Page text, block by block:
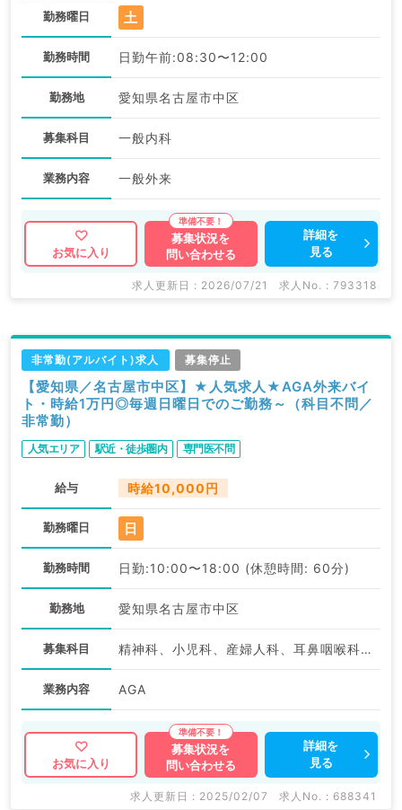
勤務曜日 土
勤務時間 日勤午前:08:30〜12:00
勤務地 愛知県名古屋市中区
募集科目 一般内科
業務内容 一般外来
お気に入り
募集状況を
問い合わせる
詳細を
見る
求人更新日 : 2026/07/21 求人No. : 793318
非常勤(アルバイト)求人 募集停止
【愛知県／名古屋市中区】★人気求人★AGA外来バイ
ト・時給1万円◎毎週日曜日でのご勤務～（科目不問／
非常勤）
人気エリア 駅近・徒歩圏内 専門医不問
給与 時給10,000円
勤務曜日 日
勤務時間 日勤:10:00〜18:00 (休憩時間: 60分)
勤務地 愛知県名古屋市中区
募集科目 精神科、小児科、産婦人科、耳鼻咽喉科、放射線科、麻酔科、一般内科、外科系全般、一般外科、美容皮膚科、健診・人間ドック、産業医、科目不問
業務内容 AGA
お気に入り
募集状況を
問い合わせる
詳細を
見る
求人更新日 : 2025/02/07 求人No. : 688341